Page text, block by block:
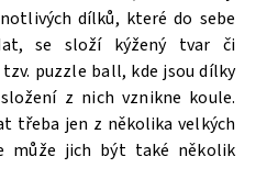
dílků, které do sebe
se složí kýžený tvar či
puzzle ball, kde jsou dílky
z nich vznikne koule.
třeba jen z několika velkých
může jich být také několik